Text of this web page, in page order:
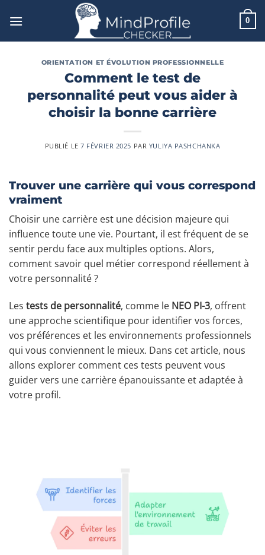
au
0
ORIENTATION ET ÉVOLUTION PROFESSIONNELLE
Comment le test de
personnalité peut vous aider à
choisir la bonne carrière
PUBLIÉ LE7 FÉVRIER 2025 PAR YULIYA PASHCHANKA
Trouver une carrière qui vous correspond
vraiment
Choisir une carrière est une décision majeure qui
influence toute une vie. Pourtant, il est fréquent de se
sentir perdu face aux multiples options. Alors,
comment savoir quel métier correspond réellement à
votre personnalité ?
Les tests de personnalité, comme le NEO PI-3, offrent
une approche scientifique pour identifier vos forces,
vos préférences et les environnements professionnels
qui vous conviennent le mieux. Dans cet article, nous
allons explorer comment ces tests peuvent vous
guider vers une carrière épanouissante et adaptée à
votre profil.